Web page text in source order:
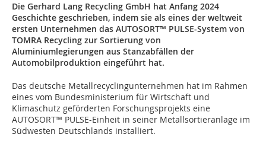
Die Gerhard Lang Recycling GmbH hat Anfang 2024
Geschichte geschrieben, indem sie als eines der weltweit
ersten Unternehmen das AUTOSORT™ PULSE-System von
TOMRA Recycling zur Sortierung von
Aluminiumlegierungen aus Stanzabfällen der
Automobilproduktion eingeführt hat.
Das deutsche Metallrecyclingunternehmen hat im Rahmen
eines vom Bundesministerium für Wirtschaft und
Klimaschutz geförderten Forschungsprojekts eine
AUTOSORT™ PULSE-Einheit in seiner Metallsortieranlage im
Südwesten Deutschlands installiert.